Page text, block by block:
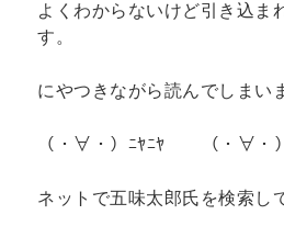
よくわからないけど引き込ま
す。
にやつきながら読んでしまい
（・∀・）ﾆﾔﾆﾔ （・∀・
ネットで五味太郎氏を検索し